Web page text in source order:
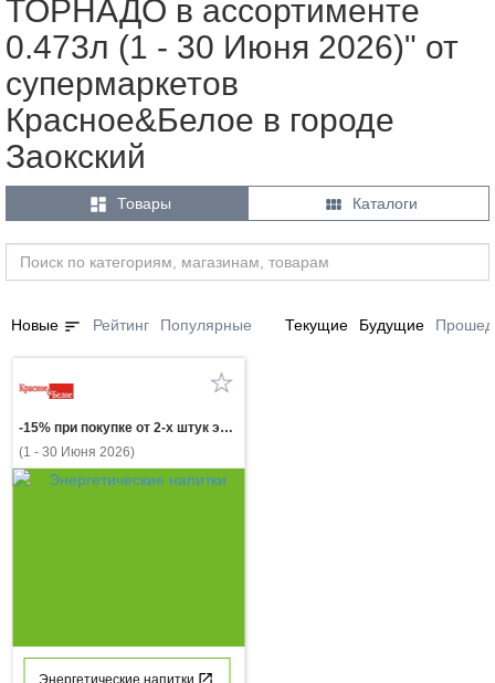
ТОРНАДО в ассортименте
0.473л (1 - 30 Июня 2026)" от
супермаркетов
Красное&Белое в городе
Заокский
 Товары  Каталоги
Новые sort Рейтинг Популярные Текущие Будущие
-15% при покупке от 2-х штук энергетический напиток ТОРНАДО в ассортименте 0.473л
(1 - 30 Июня 2026)
Энергетические напитки